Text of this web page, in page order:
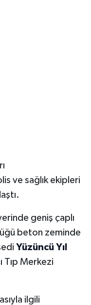
ve sağlık ekipleri
geniş çaplı
beton zeminde
Yüzüncü Yıl
Tıp Merkezi
ilgili